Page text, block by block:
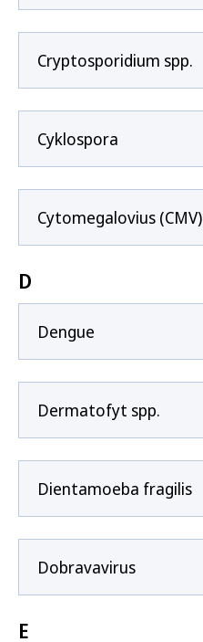
Cryptosporidium spp.
Cyklospora
Cytomegalovius (CMV)
D
Dengue
Dermatofyt spp.
Dientamoeba fragilis
Dobravavirus
E